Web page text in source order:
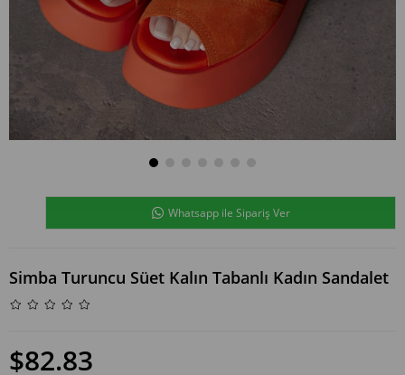
Whatsapp ile Sipariş Ver
Simba Turuncu Süet Kalın Tabanlı Kadın Sandalet
$82.83